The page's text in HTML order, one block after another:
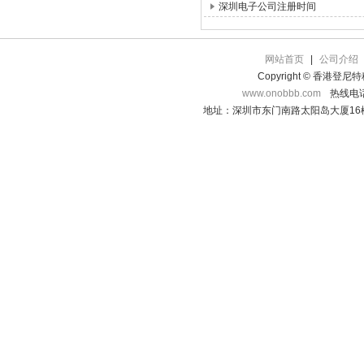
深圳电子公司注册时间
网站首页
公司介绍
Copyright © 香港登尼特
www.onobbb.com
热线电
地址：深圳市东门南路太阳岛大厦